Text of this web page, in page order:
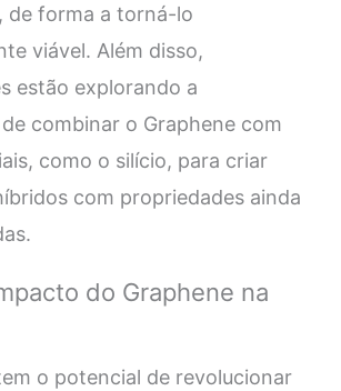
de forma a torná-lo
viável. Além disso,
estão explorando a
combinar o Graphene com
como o silício, para criar
com propriedades ainda
do Graphene na
o potencial de revolucionar